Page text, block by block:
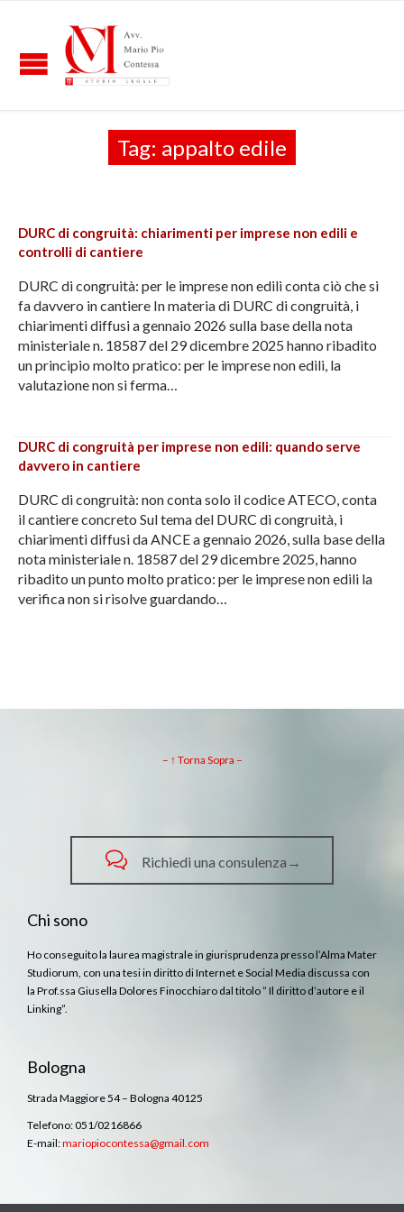
Tag: appalto edile
DURC di congruità: chiarimenti per imprese non edili e
controlli di cantiere
DURC di congruità: per le imprese non edili conta ciò che si
fa davvero in cantiere In materia di DURC di congruità, i
chiarimenti diffusi a gennaio 2026 sulla base della nota
ministeriale n. 18587 del 29 dicembre 2025 hanno ribadito
un principio molto pratico: per le imprese non edili, la
valutazione non si ferma…
DURC di congruità per imprese non edili: quando serve
davvero in cantiere
DURC di congruità: non conta solo il codice ATECO, conta
il cantiere concreto Sul tema del DURC di congruità, i
chiarimenti diffusi da ANCE a gennaio 2026, sulla base della
nota ministeriale n. 18587 del 29 dicembre 2025, hanno
ribadito un punto molto pratico: per le imprese non edili la
verifica non si risolve guardando…
– ↑ Torna Sopra –
 Richiedi una consulenza→
Chi sono
Ho conseguito la laurea magistrale in giurisprudenza presso l’Alma Mater
Studiorum, con una tesi in diritto di Internet e Social Media discussa con
la Prof.ssa Giusella Dolores Finocchiaro dal titolo ” Il diritto d’autore e il
Linking”.
Bologna
Strada Maggiore 54 – Bologna 40125
Telefono: 051/0216866
E-mail:mariopiocontessa@gmail.com